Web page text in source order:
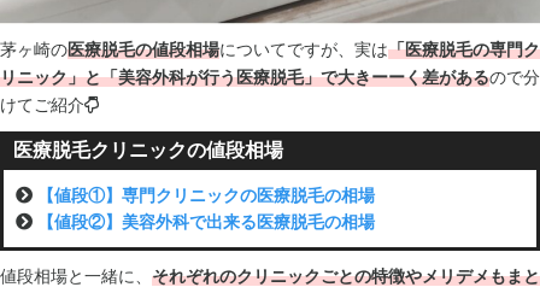
茅ヶ崎の医療脱毛の値段相場についてですが、実は「医療脱毛の専門ク
リニック」と「美容外科が行う医療脱毛」で大きーーく差があるので分
けてご紹介
医療脱毛クリニックの値段相場
【値段①】専門クリニックの医療脱毛の相場
【値段②】美容外科で出来る医療脱毛の相場
値段相場と一緒に、 それぞれのクリニックごとの特徴やメリデメもまと